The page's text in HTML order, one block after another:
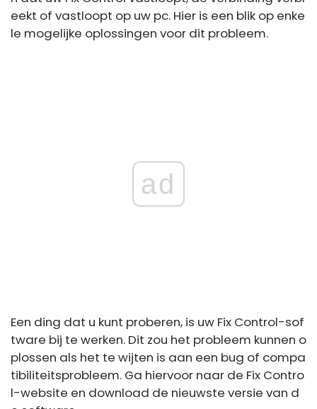
eekt of vastloopt op uw pc. Hier is een blik op enke
le mogelijke oplossingen voor dit probleem.
ad
Een ding dat u kunt proberen, is uw Fix Control-sof
tware bij te werken. Dit zou het probleem kunnen o
plossen als het te wijten is aan een bug of compa
tibiliteitsprobleem. Ga hiervoor naar de Fix Contro
l-website en download de nieuwste versie van d